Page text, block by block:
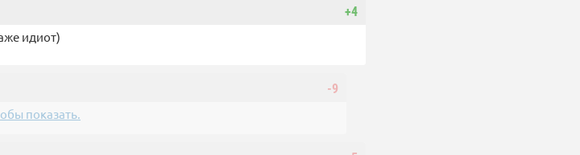
+4
идиот)
-9
показать.